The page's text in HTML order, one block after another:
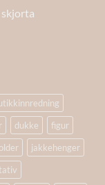
dukke
figur
jakkehenger